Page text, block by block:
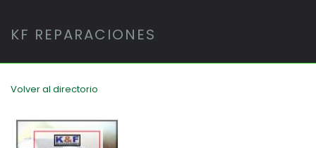
KF REPARACIONES
Volver al directorio